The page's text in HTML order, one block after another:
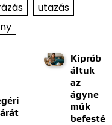
utazás
Kiprób
áltuk
az
ágyne
műk
befesté